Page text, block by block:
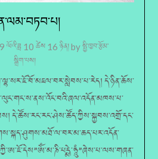
ལོའི་ཟླ 10 ཚེས 16 ཉིན།byསྤྱི་ཁྱབ་རྩོམ་
སྒྲིག་པས།
དེ་ཉིན་ཆོས་
དེ་ཚོས་རང་རང་ཤེས་ཚོད་ཀྱིས་སྐྱབས་འགྲོ་དང་